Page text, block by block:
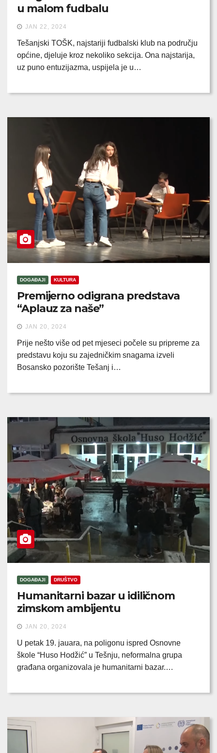
u malom fudbalu
JAN 22, 2024
Tešanjski TOŠK, najstariji fudbalski klub na području
općine, djeluje kroz nekoliko sekcija. Ona najstarija,
uz puno entuzijazma, uspijela je u…
DOGAĐAJI KULTURA
Premijerno odigrana predstava
“Aplauz za naše”
JAN 20, 2024
Prije nešto više od pet mjeseci počele su pripreme za
predstavu koju su zajedničkim snagama izveli
Bosansko pozorište Tešanj i…
DOGAĐAJI DRUŠTVO
Humanitarni bazar u idiličnom
zimskom ambijentu
JAN 20, 2024
U petak 19. jauara, na poligonu ispred Osnovne
škole “Huso Hodžić” u Tešnju, neformalna grupa
građana organizovala je humanitarni bazar.…